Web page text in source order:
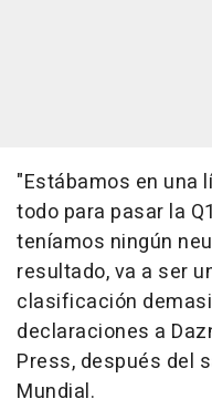
"Estábamos en una
todo para pasar la
teníamos ningún
resultado, va a ser
clasificación
declaraciones a
Press, después del
Mundial.